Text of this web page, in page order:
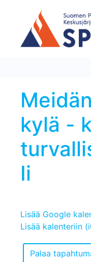
kylä -
Ii
Lisää Google
Lisää kalenteriin